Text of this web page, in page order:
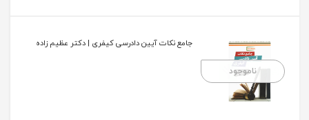
ناموجود
جامع نکات آیین دادرسی کیفری | دکتر عظیم زاده